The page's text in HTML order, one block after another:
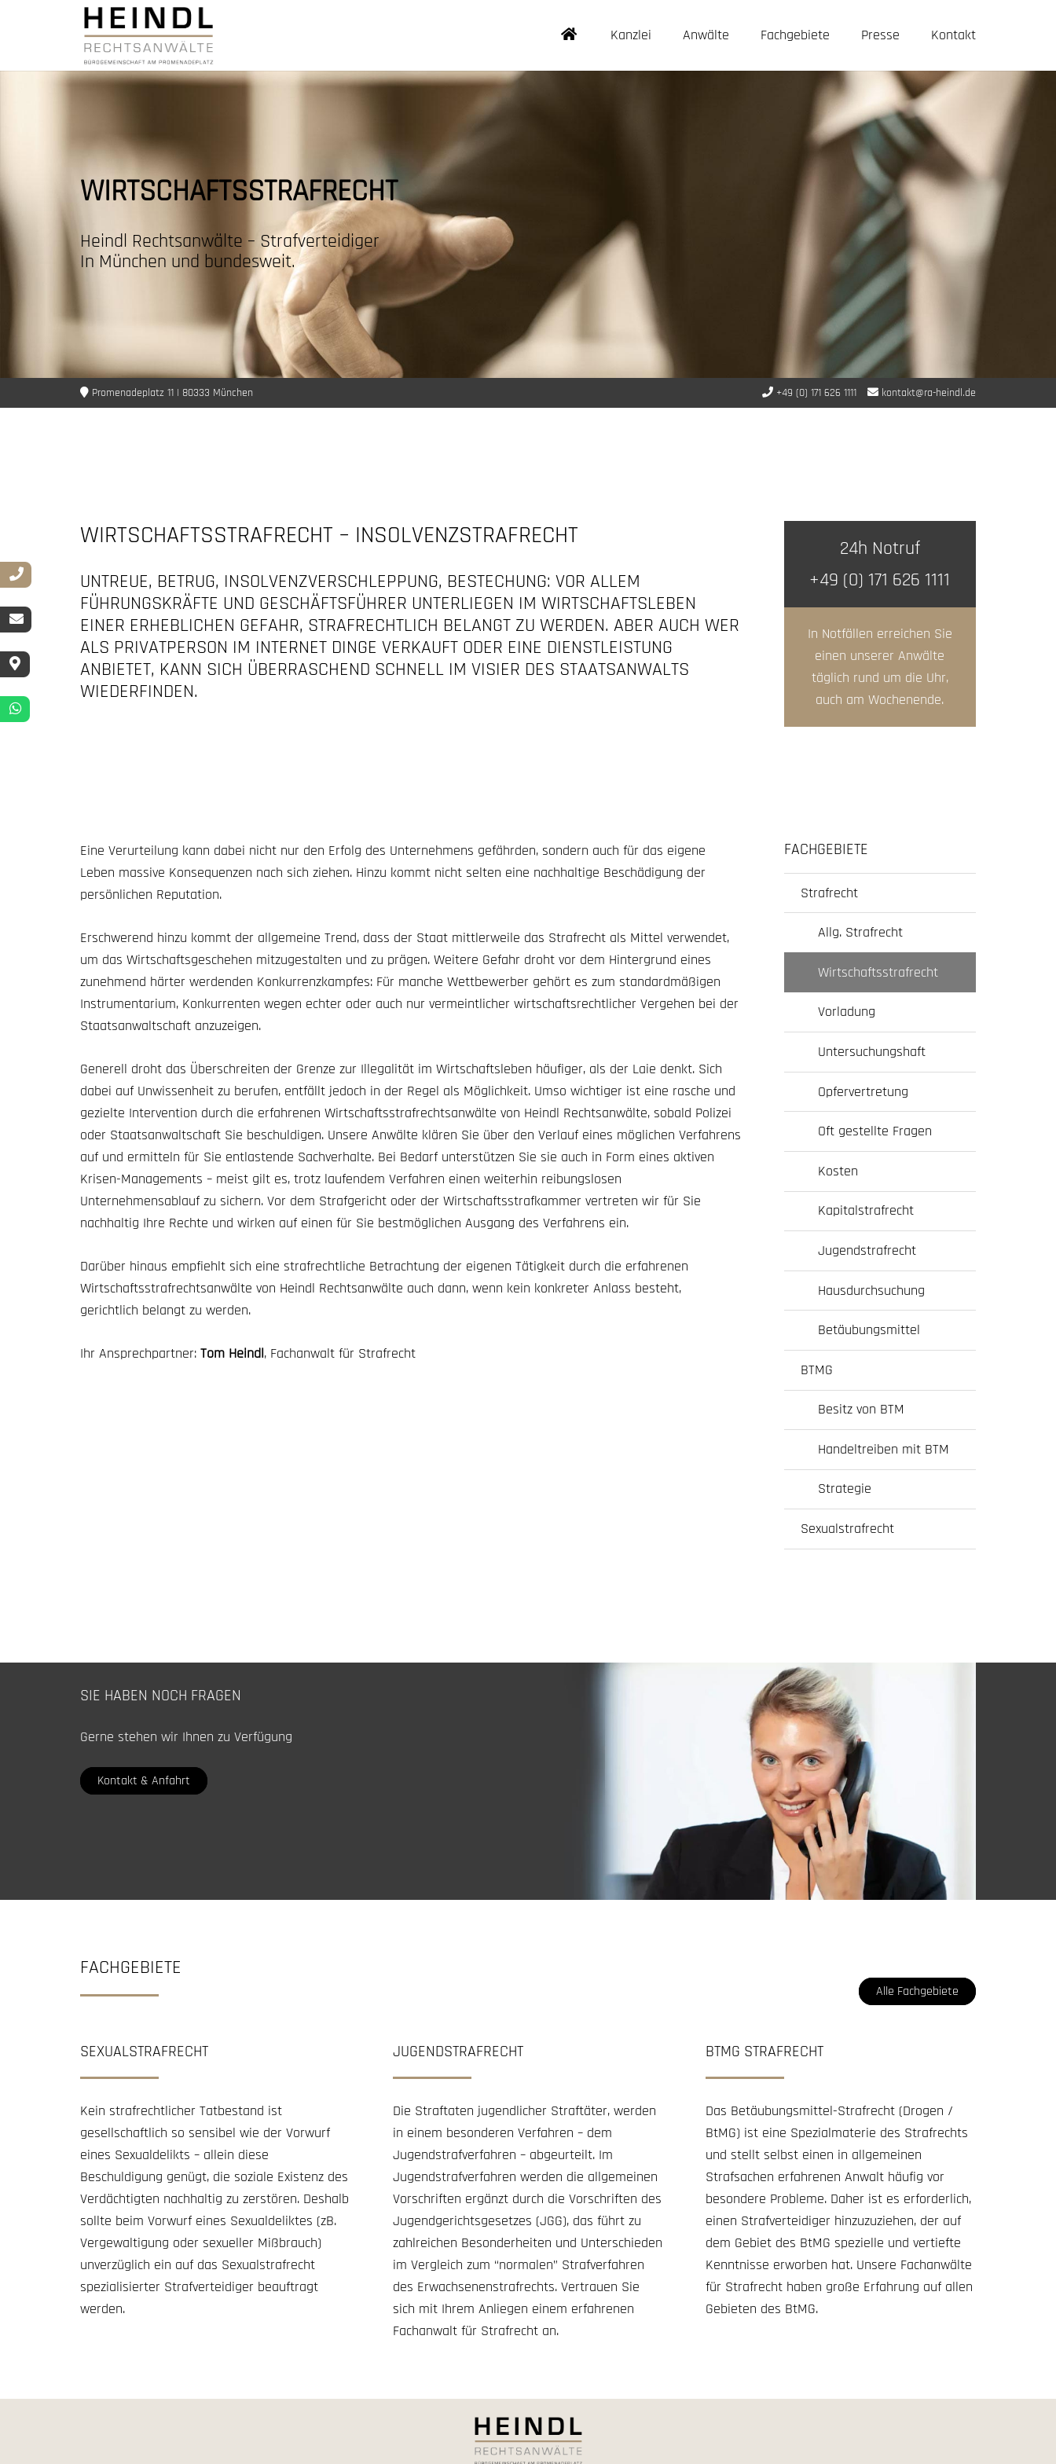
Kanzlei Anwälte Fachgebiete Presse Kontakt
WIRTSCHAFTSSTRAFRECHT
Heindl Rechtsanwälte – Strafverteidiger
In München und bundesweit.
Promenadeplatz 11 | 80333 München +49 (0) 171 626 1111 kontakt@ra-heindl.de
WIRTSCHAFTSSTRAFRECHT – INSOLVENZSTRAFRECHT
UNTREUE, BETRUG, INSOLVENZVERSCHLEPPUNG, BESTECHUNG: VOR ALLEM
FÜHRUNGSKRÄFTE UND GESCHÄFTSFÜHRER UNTERLIEGEN IM WIRTSCHAFTSLEBEN
EINER ERHEBLICHEN GEFAHR, STRAFRECHTLICH BELANGT ZU WERDEN. ABER AUCH WER
ALS PRIVATPERSON IM INTERNET DINGE VERKAUFT ODER EINE DIENSTLEISTUNG
ANBIETET, KANN SICH ÜBERRASCHEND SCHNELL IM VISIER DES STAATSANWALTS
WIEDERFINDEN.
24h Notruf
+49 (0) 171 626 1111
In Notfällen erreichen Sie
einen unserer Anwälte
täglich rund um die Uhr,
auch am Wochenende.
Eine Verurteilung kann dabei nicht nur den Erfolg des Unternehmens gefährden, sondern auch für das eigene
Leben massive Konsequenzen nach sich ziehen. Hinzu kommt nicht selten eine nachhaltige Beschädigung der
persönlichen Reputation.
Erschwerend hinzu kommt der allgemeine Trend, dass der Staat mittlerweile das Strafrecht als Mittel verwendet,
um das Wirtschaftsgeschehen mitzugestalten und zu prägen. Weitere Gefahr droht vor dem Hintergrund eines
zunehmend härter werdenden Konkurrenzkampfes: Für manche Wettbewerber gehört es zum standardmäßigen
Instrumentarium, Konkurrenten wegen echter oder auch nur vermeintlicher wirtschaftsrechtlicher Vergehen bei der
Staatsanwaltschaft anzuzeigen.
Generell droht das Überschreiten der Grenze zur Illegalität im Wirtschaftsleben häufiger, als der Laie denkt. Sich
dabei auf Unwissenheit zu berufen, entfällt jedoch in der Regel als Möglichkeit. Umso wichtiger ist eine rasche und
gezielte Intervention durch die erfahrenen Wirtschaftsstrafrechtsanwälte von Heindl Rechtsanwälte, sobald Polizei
oder Staatsanwaltschaft Sie beschuldigen. Unsere Anwälte klären Sie über den Verlauf eines möglichen Verfahrens
auf und ermitteln für Sie entlastende Sachverhalte. Bei Bedarf unterstützen Sie sie auch in Form eines aktiven
Krisen-Managements – meist gilt es, trotz laufendem Verfahren einen weiterhin reibungslosen
Unternehmensablauf zu sichern. Vor dem Strafgericht oder der Wirtschaftsstrafkammer vertreten wir für Sie
nachhaltig Ihre Rechte und wirken auf einen für Sie bestmöglichen Ausgang des Verfahrens ein.
Darüber hinaus empfiehlt sich eine strafrechtliche Betrachtung der eigenen Tätigkeit durch die erfahrenen
Wirtschaftsstrafrechtsanwälte von Heindl Rechtsanwälte auch dann, wenn kein konkreter Anlass besteht,
gerichtlich belangt zu werden.
Ihr Ansprechpartner: Tom Heindl, Fachanwalt für Strafrecht
FACHGEBIETE
Strafrecht
Allg. Strafrecht
Wirtschaftsstrafrecht
Vorladung
Untersuchungshaft
Opfervertretung
Oft gestellte Fragen
Kosten
Kapitalstrafrecht
Jugendstrafrecht
Hausdurchsuchung
Betäubungsmittel
BTMG
Besitz von BTM
Handeltreiben mit BTM
Strategie
Sexualstrafrecht
SIE HABEN NOCH FRAGEN
Gerne stehen wir Ihnen zu Verfügung
Kontakt & Anfahrt
FACHGEBIETE
Alle Fachgebiete
SEXUALSTRAFRECHT
Kein strafrechtlicher Tatbestand ist
gesellschaftlich so sensibel wie der Vorwurf
eines Sexualdelikts – allein diese
Beschuldigung genügt, die soziale Existenz des
Verdächtigten nachhaltig zu zerstören. Deshalb
sollte beim Vorwurf eines Sexualdeliktes (zB.
Vergewaltigung oder sexueller Mißbrauch)
unverzüglich ein auf das Sexualstrafrecht
spezialisierter Strafverteidiger beauftragt
werden.
JUGENDSTRAFRECHT
Die Straftaten jugendlicher Straftäter, werden
in einem besonderen Verfahren – dem
Jugendstrafverfahren – abgeurteilt. Im
Jugendstrafverfahren werden die allgemeinen
Vorschriften ergänzt durch die Vorschriften des
Jugendgerichtsgesetzes (JGG), das führt zu
zahlreichen Besonderheiten und Unterschieden
im Vergleich zum “normalen” Strafverfahren
des Erwachsenenstrafrechts. Vertrauen Sie
sich mit Ihrem Anliegen einem erfahrenen
Fachanwalt für Strafrecht an.
BTMG STRAFRECHT
Das Betäubungsmittel-Strafrecht (Drogen /
BtMG) ist eine Spezialmaterie des Strafrechts
und stellt selbst einen in allgemeinen
Strafsachen erfahrenen Anwalt häufig vor
besondere Probleme. Daher ist es erforderlich,
einen Strafverteidiger hinzuzuziehen, der auf
dem Gebiet des BtMG spezielle und vertiefte
Kenntnisse erworben hat. Unsere Fachanwälte
für Strafrecht haben große Erfahrung auf allen
Gebieten des BtMG.